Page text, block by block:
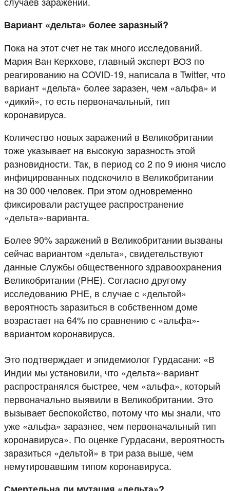
Вариант «дельта» более заразный?
Пока на этот счет не так много исследований.
Мария Ван Керкхове, главный эксперт ВОЗ по
реагированию на COVID-19, написала в Twitter, что
вариант «дельта» более заразен, чем «альфа» и
«дикий», то есть первоначальный, тип
коронавируса.
Количество новых заражений в Великобритании
тоже указывает на высокую заразность этой
разновидности. Так, в период со 2 по 9 июня число
инфицированных подскочило в Великобритании
на 30 000 человек. При этом одновременно
фиксировали растущее распространение
«дельта»-варианта.
Более 90% заражений в Великобритании вызваны
сейчас вариантом «дельта», свидетельствуют
данные Службы общественного здравоохранения
Великобритании (PHE). Согласно другому
исследованию PHE, в случае с «дельтой»
вероятность заразиться в собственном доме
возрастает на 64% по сравнению с «альфа»-
вариантом коронавируса.
Это подтверждает и эпидемиолог Гурдасани: «В
Индии мы установили, что «дельта»-вариант
распространялся быстрее, чем «альфа», который
первоначально выявили в Великобритании. Это
вызывает беспокойство, потому что мы знали, что
уже «альфа» заразнее, чем первоначальный тип
коронавируса». По оценке Гурдасани, вероятность
заразиться «дельтой» в три раза выше, чем
немутировавшим типом коронавируса.